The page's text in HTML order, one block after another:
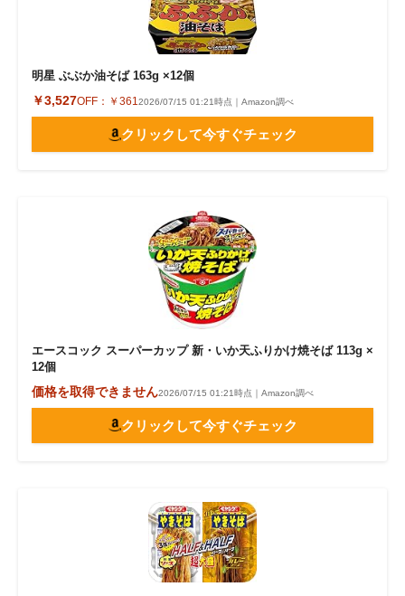
明星 ぶぶか油そば 163g ×12個
￥3,527OFF： ￥3612026/07/15 01:21時点｜Amazon調べ
クリックして今すぐチェック
エースコック スーパーカップ 新・いか天ふりかけ焼そば 113g ×
12個
価格を取得できません2026/07/15 01:21時点｜Amazon調べ
クリックして今すぐチェック